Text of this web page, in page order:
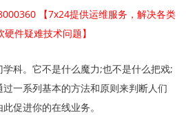
【7x24提供运维服务，解决各类
硬件疑难技术问题】
科。它不是什么魔力;也不是什么把戏;
一系列基本的方法和原则来判断人们
促进你的在线业务。